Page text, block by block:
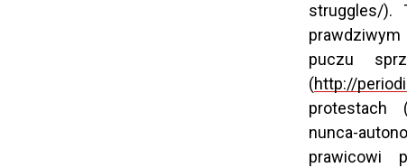
struggles/).
puczu
(http://
protestach
nunca-
prawicowi